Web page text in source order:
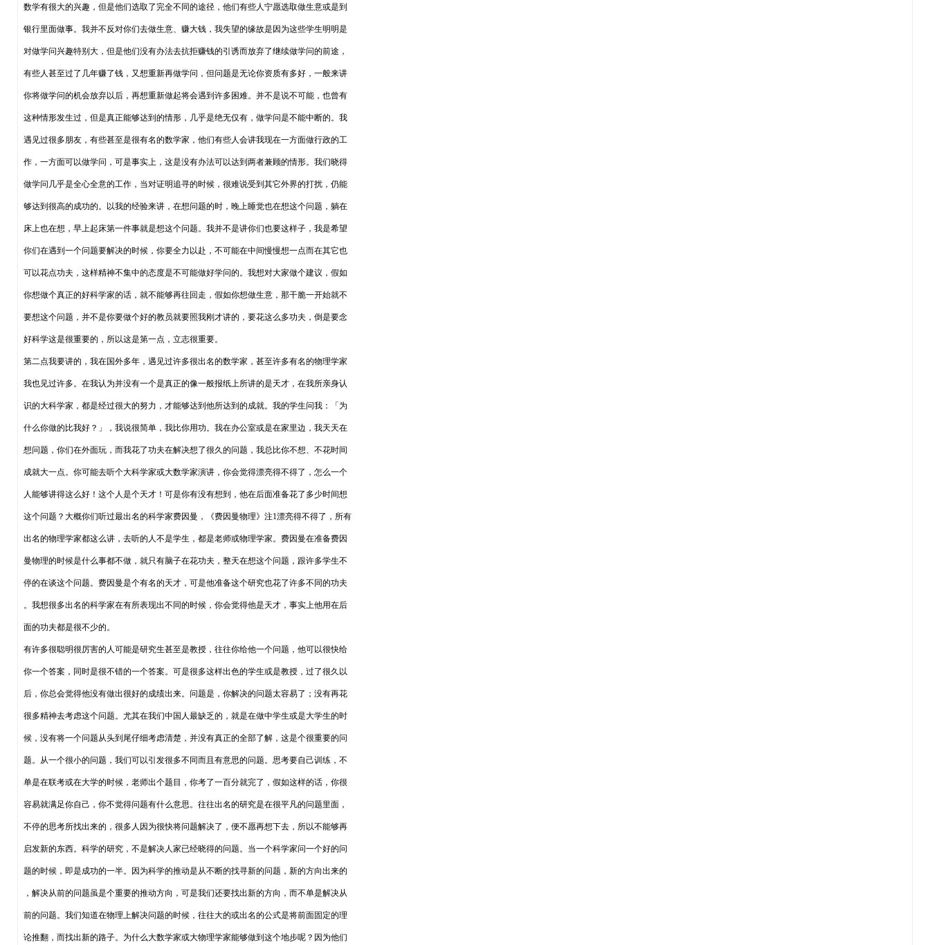
数学有很大的兴趣，但是他们选取了完全不同的途径，他们有些人宁愿选取做生意或是到
银行里面做事。我并不反对你们去做生意、赚大钱，我失望的缘故是因为这些学生明明是
对做学问兴趣特别大，但是他们没有办法去抗拒赚钱的引诱而放弃了继续做学问的前途，
有些人甚至过了几年赚了钱，又想重新再做学问，但问题是无论你资质有多好，一般来讲
你将做学问的机会放弃以后，再想重新做起将会遇到许多困难。并不是说不可能，也曾有
这种情形发生过，但是真正能够达到的情形，几乎是绝无仅有，做学问是不能中断的。我
遇见过很多朋友，有些甚至是很有名的数学家，他们有些人会讲我现在一方面做行政的工
作，一方面可以做学问，可是事实上，这是没有办法可以达到两者兼顾的情形。我们晓得
做学问几乎是全心全意的工作，当对证明追寻的时候，很难说受到其它外界的打扰，仍能
够达到很高的成功的。以我的经验来讲，在想问题的时，晚上睡觉也在想这个问题，躺在
床上也在想，早上起床第一件事就是想这个问题。我并不是讲你们也要这样子，我是希望
你们在遇到一个问题要解决的时候，你要全力以赴，不可能在中间慢慢想一点而在其它也
可以花点功夫，这样精神不集中的态度是不可能做好学问的。我想对大家做个建议，假如
你想做个真正的好科学家的话，就不能够再往回走，假如你想做生意，那干脆一开始就不
要想这个问题，并不是你要做个好的教员就要照我刚才讲的，要花这么多功夫，倒是要念
好科学这是很重要的，所以这是第一点，立志很重要。
第二点我要讲的，我在国外多年，遇见过许多很出名的数学家，甚至许多有名的物理学家
我也见过许多。在我认为并没有一个是真正的像一般报纸上所讲的是天才，在我所亲身认
识的大科学家，都是经过很大的努力，才能够达到他所达到的成就。我的学生问我：「为
什么你做的比我好？」，我说很简单，我比你用功。我在办公室或是在家里边，我天天在
想问题，你们在外面玩，而我花了功夫在解决想了很久的问题，我总比你不想、不花时间
成就大一点。你可能去听个大科学家或大数学家演讲，你会觉得漂亮得不得了，怎么一个
人能够讲得这么好！这个人是个天才！可是你有没有想到，他在后面准备花了多少时间想
这个问题？大概你们听过最出名的科学家费因曼，《费因曼物理》注1漂亮得不得了，所有
出名的物理学家都这么讲，去听的人不是学生，都是老师或物理学家。费因曼在准备费因
曼物理的时候是什么事都不做，就只有脑子在花功夫，整天在想这个问题，跟许多学生不
停的在谈这个问题。费因曼是个有名的天才，可是他准备这个研究也花了许多不同的功夫
。我想很多出名的科学家在有所表现出不同的时候，你会觉得他是天才，事实上他用在后
面的功夫都是很不少的。
有许多很聪明很厉害的人可能是研究生甚至是教授，往往你给他一个问题，他可以很快给
你一个答案，同时是很不错的一个答案。可是很多这样出色的学生或是教授，过了很久以
后，你总会觉得他没有做出很好的成绩出来。问题是，你解决的问题太容易了；没有再花
很多精神去考虑这个问题。尤其在我们中国人最缺乏的，就是在做中学生或是大学生的时
候，没有将一个问题从头到尾仔细考虑清楚，并没有真正的全部了解，这是个很重要的问
题。从一个很小的问题，我们可以引发很多不同而且有意思的问题。思考要自己训练，不
单是在联考或在大学的时候，老师出个题目，你考了一百分就完了，假如这样的话，你很
容易就满足你自己，你不觉得问题有什么意思。往往出名的研究是在很平凡的问题里面，
不停的思考所找出来的，很多人因为很快将问题解决了，便不愿再想下去，所以不能够再
启发新的东西。科学的研究，不是解决人家已经晓得的问题。当一个科学家问一个好的问
题的时候，即是成功的一半。因为科学的推动是从不断的找寻新的问题，新的方向出来的
，解决从前的问题虽是个重要的推动方向，可是我们还要找出新的方向，而不单是解决从
前的问题。我们知道在物理上解决问题的时候，往往大的或出名的公式是将前面固定的理
论推翻，而找出新的路子。为什么大数学家或大物理学家能够做到这个地步呢？因为他们